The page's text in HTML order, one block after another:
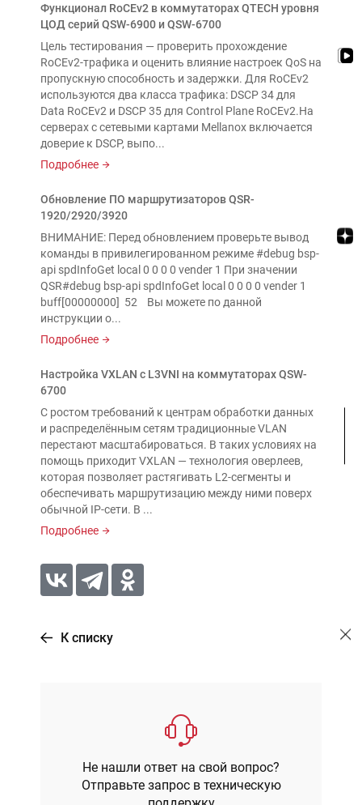
Функционал RoCEv2 в коммутаторах QTECH уровня
ЦОД серий QSW-6900 и QSW-6700
Цель тестирования — проверить прохождение
RoCEv2-трафика и оценить влияние настроек QoS на
пропускную способность и задержки. Для RoCEv2
используются два класса трафика: DSCP 34 для
Data RoCEv2 и DSCP 35 для Control Plane RoCEv2.На
серверах с сетевыми картами Mellanox включается
доверие к DSCP, выпо...
Подробнее
Обновление ПО маршрутизаторов QSR-
1920/2920/3920
ВНИМАНИЕ: Перед обновлением проверьте вывод
команды в привилегированном режиме #debug bsp-
api spdInfoGet local 0 0 0 0 vender 1 При значении
QSR#debug bsp-api spdInfoGet local 0 0 0 0 vender 1
buff[00000000] 52 Вы можете по данной
инструкции о...
Подробнее
Настройка VXLAN с L3VNI на коммутаторах QSW-
6700
С ростом требований к центрам обработки данных
и распределённым сетям традиционные VLAN
перестают масштабироваться. В таких условиях на
помощь приходит VXLAN — технология оверлеев,
которая позволяет растягивать L2-сегменты и
обеспечивать маршрутизацию между ними поверх
обычной IP-сети. В ...
Подробнее
К списку
Не нашли ответ на свой вопрос?
Отправьте запрос в техническую